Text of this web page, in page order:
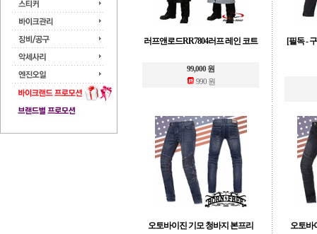
러프앤로드RR7804러프 레인 코트
99,000 원
990 원
[필독 -
오토바이진 기모 청바지 본프리
오토바